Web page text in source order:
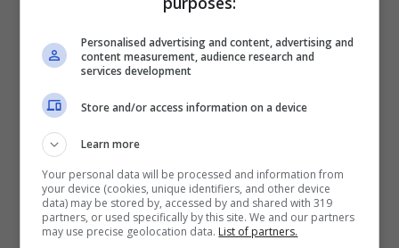
L’appuntamento è fissato per il22
novembre.È il momento dell’uscita del
singoloestratto dal nuovo album di Tiziano
Ferro “Accetto miracoli”. Dopo la canzone
Personalised advertising and content, advertising and
content measurement, audience research and
services development
Store and/or access information on a device
Learn more
Your personal data will be processed and information from
your device (cookies, unique identifiers, and other device
data) may be stored by, accessed by and shared with 319
partners, or used specifically by this site. We and our partners
may use precise geolocation data. List of partners.